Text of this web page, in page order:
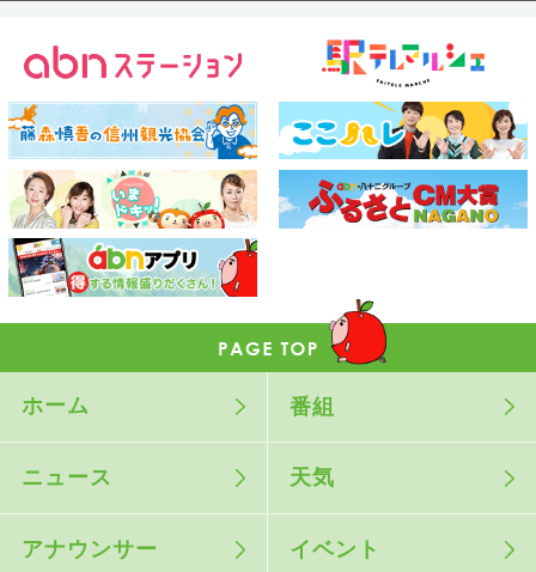
ホーム 番組
ニュース 天気
アナウンサー イベント